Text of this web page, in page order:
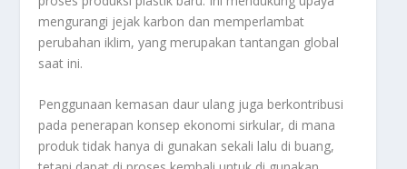
mengurangi jejak karbon dan memperlambat
perubahan iklim, yang merupakan tantangan global
saat ini.
Penggunaan kemasan daur ulang juga berkontribusi
pada penerapan konsep ekonomi sirkular, di mana
produk tidak hanya di gunakan sekali lalu di buang,